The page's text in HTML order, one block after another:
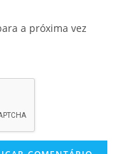
a próxima vez